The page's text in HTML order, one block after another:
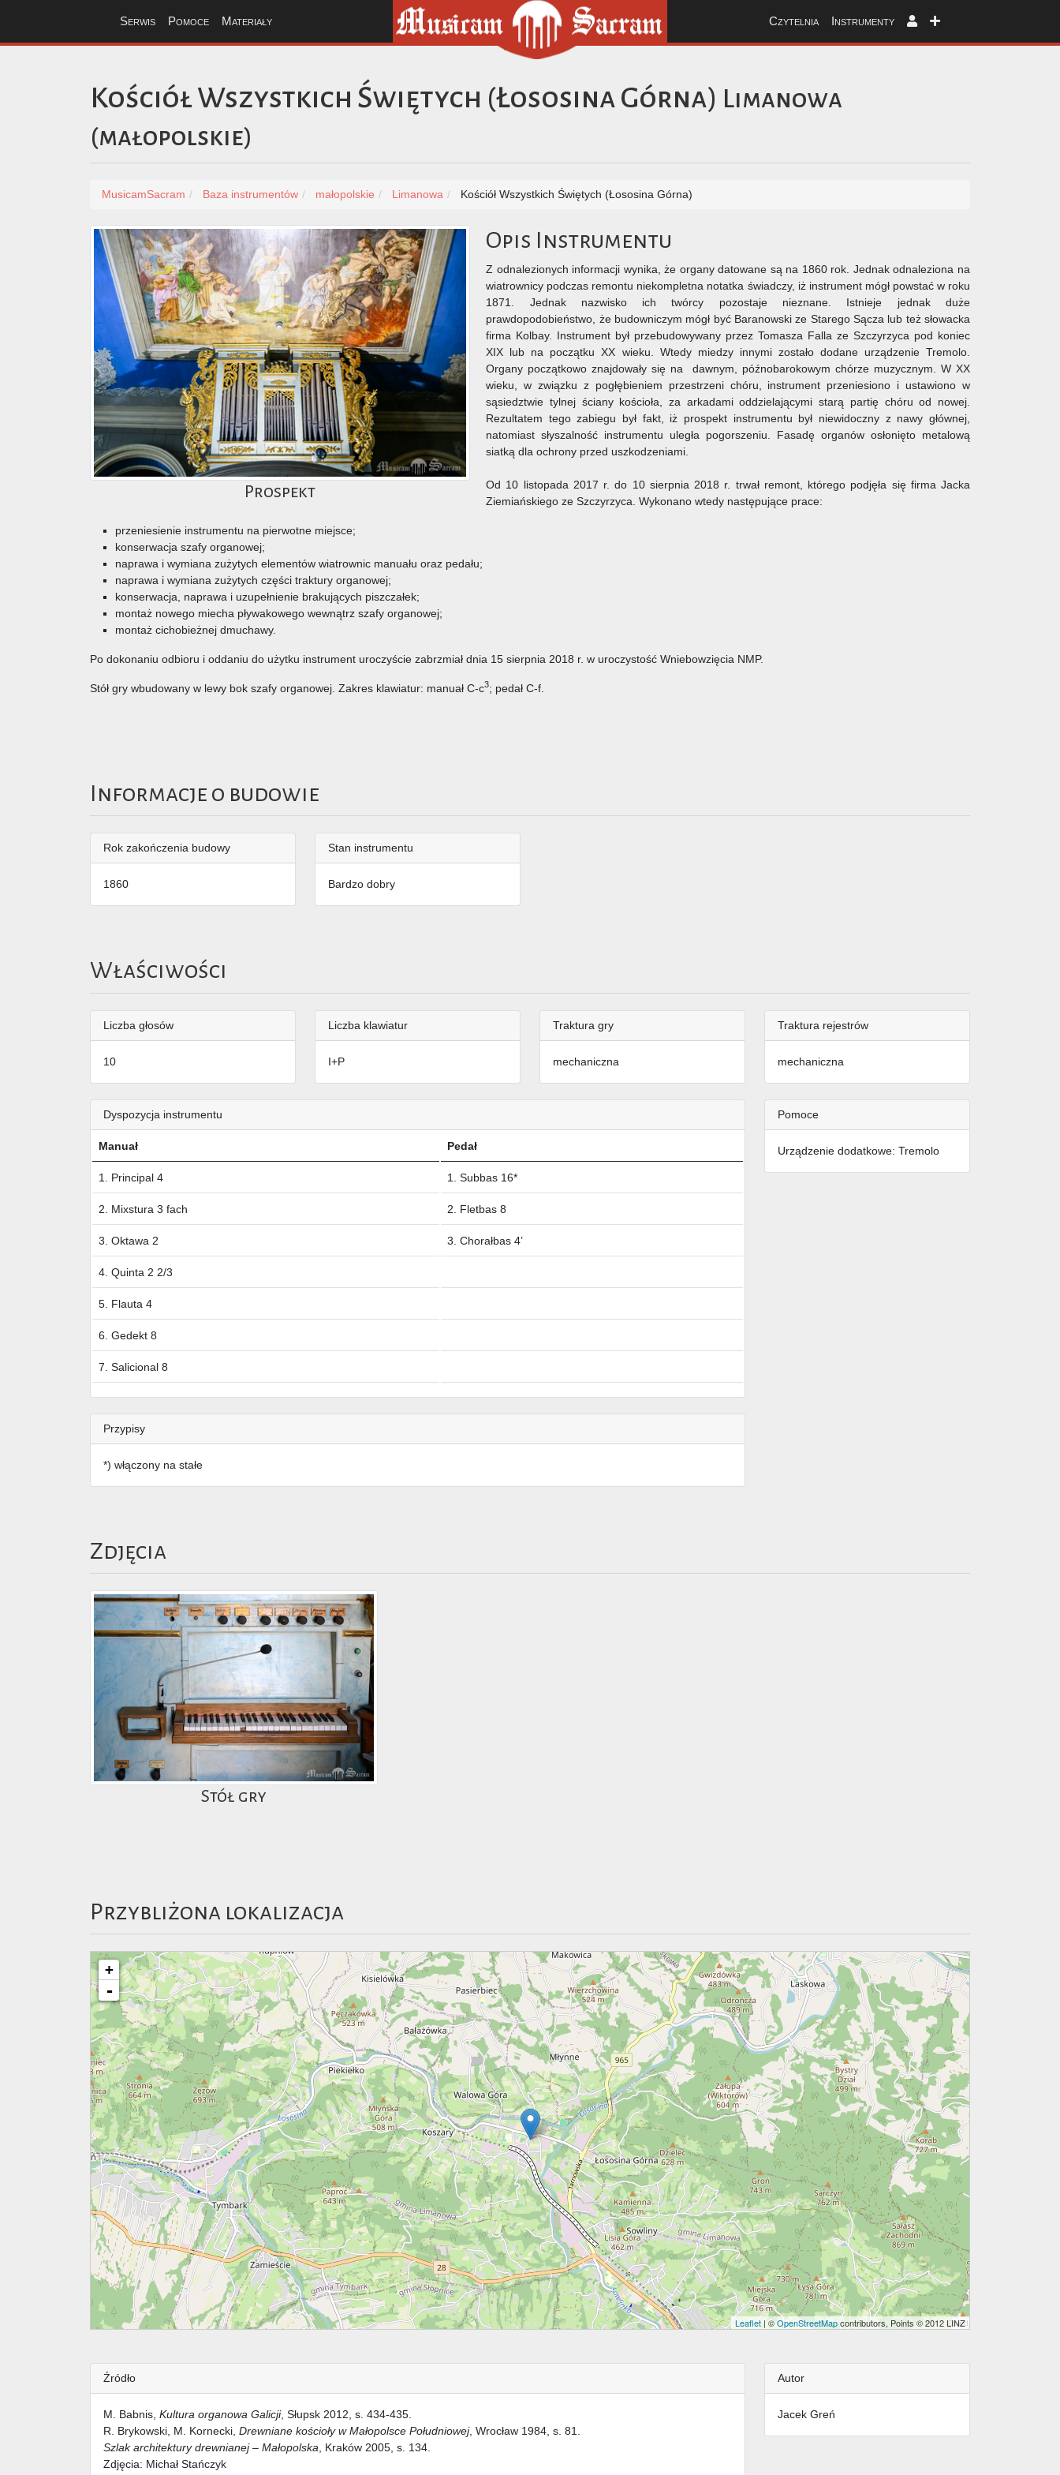
Serwis Pomoce Materiały Czytelnia Instrumenty
Kościół Wszystkich Świętych (Łososina Górna) Limanowa
(małopolskie)
MusicamSacram Baza instrumentów małopolskie Limanowa Kościół Wszystkich Świętych (Łososina Górna)
Prospekt
Opis Instrumentu
Z odnalezionych informacji wynika, że organy datowane są na 1860 rok. Jednak odnaleziona na
wiatrownicy podczas remontu niekompletna notatka świadczy, iż instrument mógł powstać w roku
1871. Jednak nazwisko ich twórcy pozostaje nieznane. Istnieje jednak duże
prawdopodobieństwo, że budowniczym mógł być Baranowski ze Starego Sącza lub też słowacka
firma Kolbay. Instrument był przebudowywany przez Tomasza Falla ze Szczyrzyca pod koniec
XIX lub na początku XX wieku. Wtedy miedzy innymi zostało dodane urządzenie Tremolo.
Organy początkowo znajdowały się na dawnym, późnobarokowym chórze muzycznym. W XX
wieku, w związku z pogłębieniem przestrzeni chóru, instrument przeniesiono i ustawiono w
sąsiedztwie tylnej ściany kościoła, za arkadami oddzielającymi starą partię chóru od nowej.
Rezultatem tego zabiegu był fakt, iż prospekt instrumentu był niewidoczny z nawy głównej,
natomiast słyszalność instrumentu uległa pogorszeniu. Fasadę organów osłonięto metalową
siatką dla ochrony przed uszkodzeniami.
Od 10 listopada 2017 r. do 10 sierpnia 2018 r. trwał remont, którego podjęła się firma Jacka
Ziemiańskiego ze Szczyrzyca. Wykonano wtedy następujące prace:
przeniesienie instrumentu na pierwotne miejsce;
konserwacja szafy organowej;
naprawa i wymiana zużytych elementów wiatrownic manuału oraz pedału;
naprawa i wymiana zużytych części traktury organowej;
konserwacja, naprawa i uzupełnienie brakujących piszczałek;
montaż nowego miecha pływakowego wewnątrz szafy organowej;
montaż cichobieżnej dmuchawy.
Po dokonaniu odbioru i oddaniu do użytku instrument uroczyście zabrzmiał dnia 15 sierpnia 2018 r. w uroczystość Wniebowzięcia NMP.
Stół gry wbudowany w lewy bok szafy organowej. Zakres klawiatur: manuał C-c3; pedał C-f.
Informacje o budowie
Rok zakończenia budowy
1860
Stan instrumentu
Bardzo dobry
Właściwości
Liczba głosów
10
Liczba klawiatur
I+P
Traktura gry
mechaniczna
Traktura rejestrów
mechaniczna
Dyspozycja instrumentu
Manuał Pedał
1. Principal 4 1. Subbas 16*
2. Mixstura 3 fach 2. Fletbas 8
3. Oktawa 2 3. Chorałbas 4’
4. Quinta 2 2/3
5. Flauta 4
6. Gedekt 8
7. Salicional 8
Pomoce
Urządzenie dodatkowe: Tremolo
Przypisy
*) włączony na stałe
Zdjęcia
Stół gry
Przybliżona lokalizacja
+
-
Leaflet | ©OpenStreetMapcontributors, Points © 2012 LINZ
Źródło
M. Babnis, Kultura organowa Galicji, Słupsk 2012, s. 434-435.
R. Brykowski, M. Kornecki, Drewniane kościoły w Małopolsce Południowej, Wrocław 1984, s. 81.
Szlak architektury drewnianej – Małopolska, Kraków 2005, s. 134.
Zdjęcia: Michał Stańczyk
Autor
Jacek Greń